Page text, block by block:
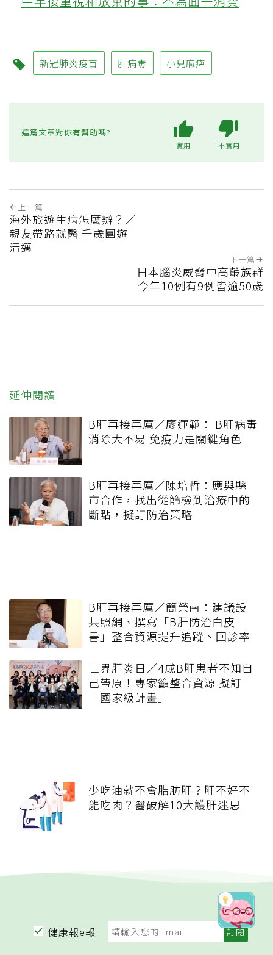
新冠肺炎疫苗 肝病毒 小兒麻痺
這篇文章對你有幫助嗎?
實用 不實用
上一篇
海外旅遊生病怎麼辦？／
親友帶路就醫 千歲團遊
清邁
下一篇
日本腦炎威脅中高齡族群
今年10例有9例皆逾50歲
延伸閱讀
B肝再接再厲／廖運範： B肝病毒
消除大不易 免疫力是關鍵角色
B肝再接再厲／陳培哲：應與縣
市合作，找出從篩檢到治療中的
斷點，擬訂防治策略
B肝再接再厲／簡榮南：建議設
共照網、撰寫「B肝防治白皮
書」整合資源提升追蹤、回診率
世界肝炎日／4成B肝患者不知自
己帶原！專家籲整合資源 擬訂
「國家級計畫」
少吃油就不會脂肪肝？肝不好不
能吃肉？醫破解10大護肝迷思
健康報e報